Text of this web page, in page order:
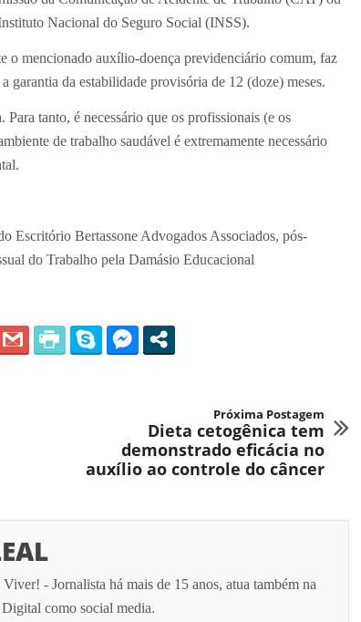
Nacional do Seguro Social (INSS).
o mencionado auxílio-doença previdenciário comum, faz
garantia da estabilidade provisória de 12 (doze) meses.
tanto, é necessário que os profissionais (e os
de trabalho saudável é extremamente necessário
Escritório Bertassone Advogados Associados, pós-
do Trabalho pela Damásio Educacional
Próxima Postagem
Dieta cetogênica tem
demonstrado eficácia no
auxílio ao controle do câncer
- Jornalista há mais de 15 anos, atua também na
como social media.